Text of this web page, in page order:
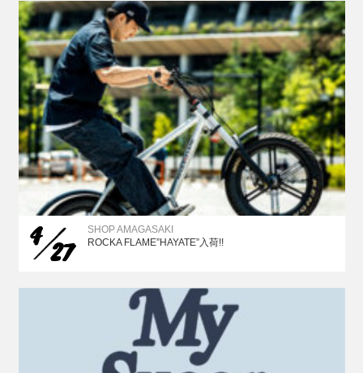
4 27
SHOP AMAGASAKI
ROCKA FLAME”HAYATE”入荷!!